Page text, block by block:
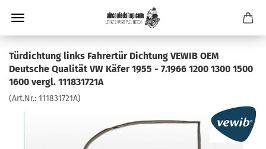
Türdichtung links Fahrertür Dichtung VEWIB OEM
Deutsche Qualität VW Käfer 1955 - 7.1966 1200 1300 1500
1600 vergl. 111831721A
(Art.Nr.: 111831721A)